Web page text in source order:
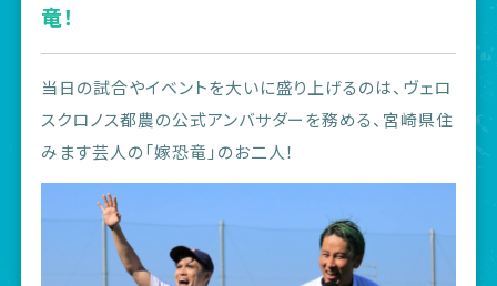
竜！
当日の試合やイベントを大いに盛り上げるのは、ヴェロ
スクロノス都農の公式アンバサダーを務める、宮崎県住
みます芸人の「嫁恐竜」のお二人！